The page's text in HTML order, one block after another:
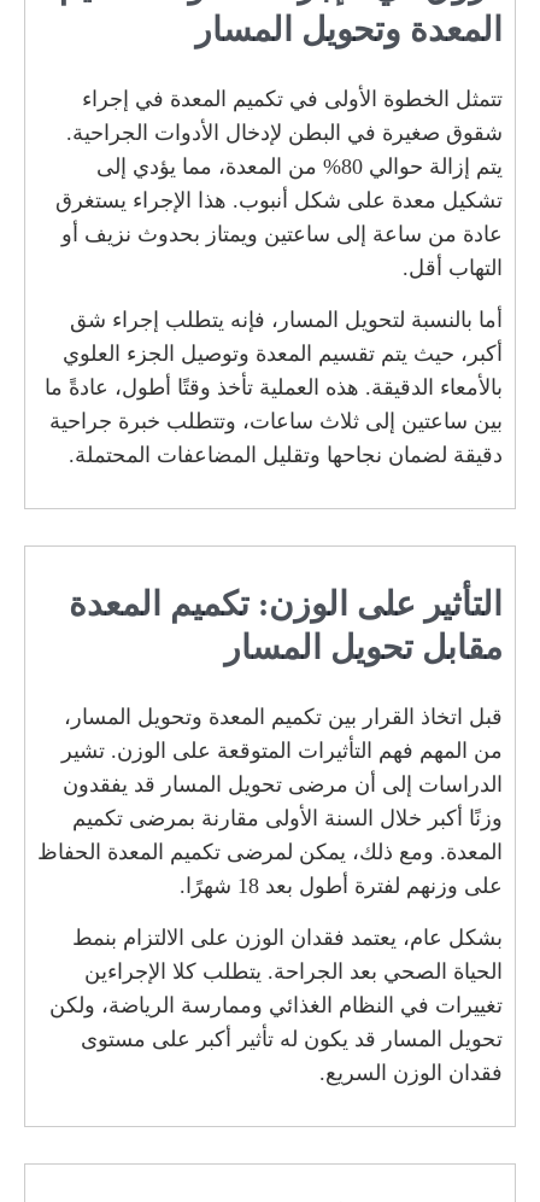
المعدة وتحويل المسار
تتمثل الخطوة الأولى في تكميم المعدة في إجراء
شقوق صغيرة في البطن لإدخال الأدوات الجراحية.
يتم إزالة حوالي 80% من المعدة، مما يؤدي إلى
تشكيل معدة على شكل أنبوب. هذا الإجراء يستغرق
عادة من ساعة إلى ساعتين ويمتاز بحدوث نزيف أو
التهاب أقل.
أما بالنسبة لتحويل المسار، فإنه يتطلب إجراء شق
أكبر، حيث يتم تقسيم المعدة وتوصيل الجزء العلوي
بالأمعاء الدقيقة. هذه العملية تأخذ وقتًا أطول، عادةً ما
بين ساعتين إلى ثلاث ساعات، وتتطلب خبرة جراحية
دقيقة لضمان نجاحها وتقليل المضاعفات المحتملة.
التأثير على الوزن: تكميم المعدة
مقابل تحويل المسار
قبل اتخاذ القرار بين تكميم المعدة وتحويل المسار،
من المهم فهم التأثيرات المتوقعة على الوزن. تشير
الدراسات إلى أن مرضى تحويل المسار قد يفقدون
وزنًا أكبر خلال السنة الأولى مقارنة بمرضى تكميم
المعدة. ومع ذلك، يمكن لمرضى تكميم المعدة الحفاظ
على وزنهم لفترة أطول بعد 18 شهرًا.
بشكل عام، يعتمد فقدان الوزن على الالتزام بنمط
الحياة الصحي بعد الجراحة. يتطلب كلا الإجراءين
تغييرات في النظام الغذائي وممارسة الرياضة، ولكن
تحويل المسار قد يكون له تأثير أكبر على مستوى
فقدان الوزن السريع.